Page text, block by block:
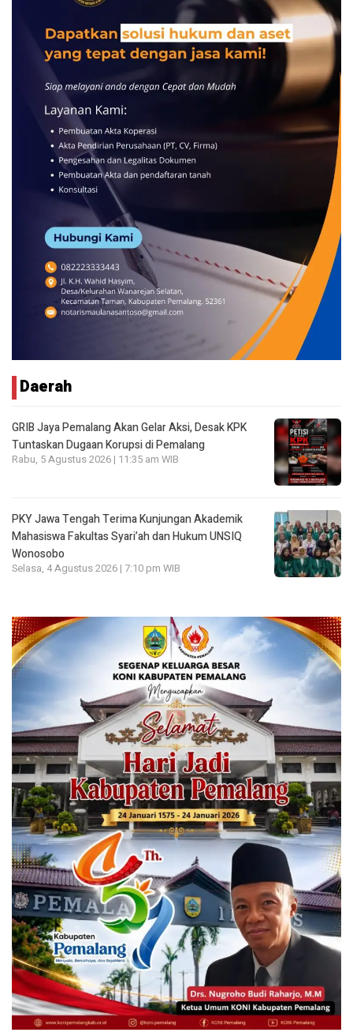
Daerah
GRIB Jaya Pemalang Akan Gelar Aksi, Desak KPK
Tuntaskan Dugaan Korupsi di Pemalang
Rabu, 5 Agustus 2026 | 11:35 am WIB
PKY Jawa Tengah Terima Kunjungan Akademik
Mahasiswa Fakultas Syari’ah dan Hukum UNSIQ
Wonosobo
Selasa, 4 Agustus 2026 | 7:10 pm WIB